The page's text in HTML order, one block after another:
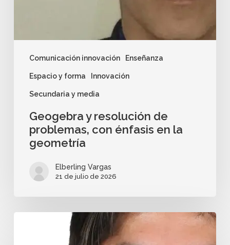
Comunicación innovación Enseñanza
Espacio y forma Innovación
Secundaria y media
Geogebra y resolución de
problemas, con énfasis en la
geometría
Elberling Vargas
21 de julio de 2026